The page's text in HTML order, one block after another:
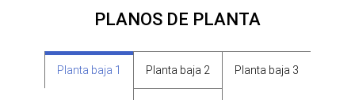
PLANOS DE PLANTA
Planta baja 1 Planta baja 2 Planta baja 3